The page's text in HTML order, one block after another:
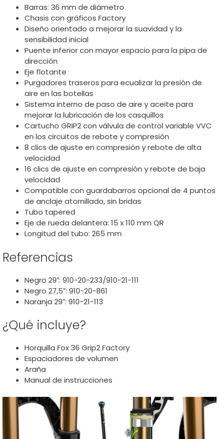
Barras: 36 mm de diámetro
Chasis con gráficos Factory
Diseño orientado a mejorar la suavidad y la
sensibilidad inicial
Puente inferior con mayor espacio para la pipa de
dirección
Eje flotante
Purgadores traseros para ecualizar la presión de
aire en las botellas
Sistema interno de paso de aire y aceite para
mejorar la lubricación de los casquillos
Cartucho GRIP2 con válvula de control variable VVC
en los circuitos de rebote y compresión
8 clics de ajuste en compresión y rebote de alta
velocidad
16 clics de ajuste en compresión y rebote de baja
velocidad
Compatible con guardabarros opcional de 4 puntos
de anclaje atornillado, sin bridas
Tubo tapered
Eje de rueda delantera: 15 x 110 mm QR
Longitud del tubo: 265 mm
Referencias
Negro 29″: 910-20-233/910-21-111
Negro 27,5″: 910-20-861
Naranja 29″: 910-21-113
¿Qué incluye?
Horquilla Fox 36 Grip2 Factory
Espaciadores de volumen
Araña
Manual de instrucciones